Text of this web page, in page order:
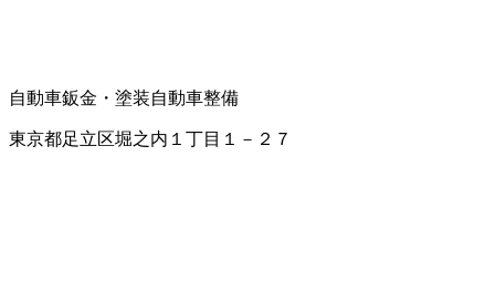
自動車鈑金・塗装自動車整備
東京都足立区堀之内１丁目１－２７